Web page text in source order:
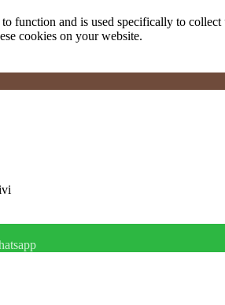
function and is used specifically to
cookies on your website.